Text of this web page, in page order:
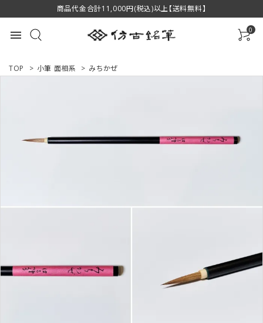
商品代金合計11,000円(税込)以上【送料無料】
menu 0
ご利用ガイド
TOP > 小筆 面相系 > みちかぜ